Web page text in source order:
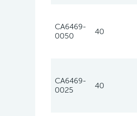
CA6469-
0050
40
CA6469-
0025
40